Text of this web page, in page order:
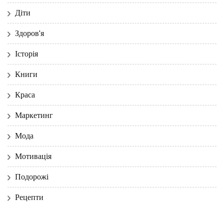
Діти
Здоров'я
Історія
Книги
Краса
Маркетинг
Мода
Мотивація
Подорожі
Рецепти